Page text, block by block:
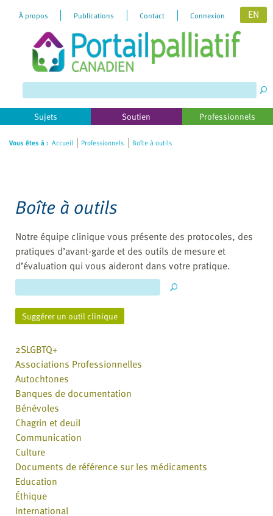
website
includes
an
accessibility
À propos Publications Contact Connexion EN
Sujets Soutien Professionnels
Vous êtes à : Accueil Professionnels Boîte à outils
Boîte à outils
Notre équipe clinique vous présente des protocoles, des
pratiques d’avant-garde et des outils de mesure et
d’évaluation qui vous aideront dans votre pratique.
Suggérer un outil clinique
2SLGBTQ+
Associations Professionnelles
Autochtones
Banques de documentation
Bénévoles
Chagrin et deuil
Communication
Culture
Documents de référence sur les médicaments
Education
Éthique
International